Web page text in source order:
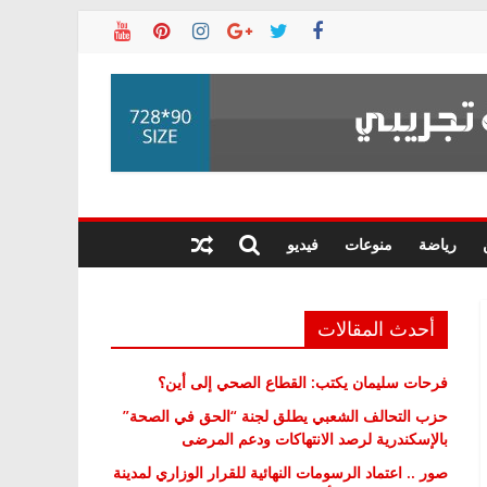
رياضة منوعات فيديو
أحدث المقالات
فرحات سليمان يكتب: القطاع الصحي إلى أين؟
حزب التحالف الشعبي يطلق لجنة “الحق في الصحة”
بالإسكندرية لرصد الانتهاكات ودعم المرضى
صور .. اعتماد الرسومات النهائية للقرار الوزاري لمدينة